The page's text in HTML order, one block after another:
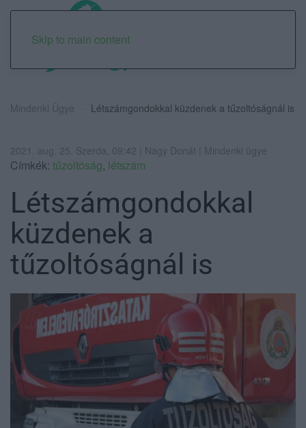
Skip to main content
Mindenki Ügye Létszámgondokkal küzdenek a tűzoltóságnál is
2021. aug. 25. Szerda, 09:42 | Nagy Donát | Mindenki ügye
Címkék: tűzoltóság, létszám
Létszámgondokkal
küzdenek a
tűzoltóságnál is